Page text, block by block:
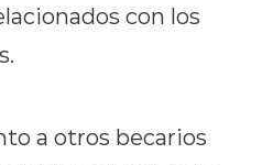
con los
a otros becarios